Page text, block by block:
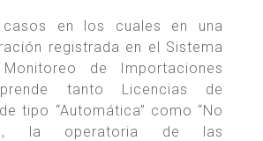
en los cuales en una
registrada en el Sistema
de Importaciones
tanto Licencias de
tipo “Automática” como “No
la operatoria de las